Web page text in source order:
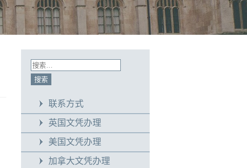
联系方式
英国文凭办理
美国文凭办理
加拿大文凭办理